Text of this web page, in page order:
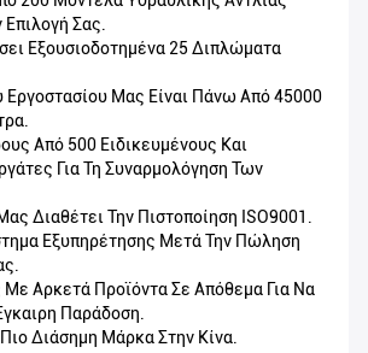
Επιλογή Σας.
Εξουσιοδοτημένα 25 Διπλώματα
Εργοστασίου Μας Είναι Πάνω Από 45000
Από 500 Ειδικευμένους Και
Για Τη Συναρμολόγηση Των
Διαθέτει Την Πιστοποίηση ISO9001.
Εξυπηρέτησης Μετά Την Πώληση
Αρκετά Προϊόντα Σε Απόθεμα Για Να
Παράδοση.
Διάσημη Μάρκα Στην Κίνα.